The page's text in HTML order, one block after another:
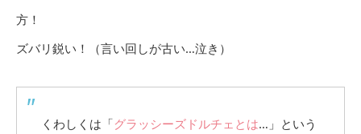
方！
ズバリ鋭い！（言い回しが古い…泣き）
くわしくは「グラッシーズドルチェとは…」という